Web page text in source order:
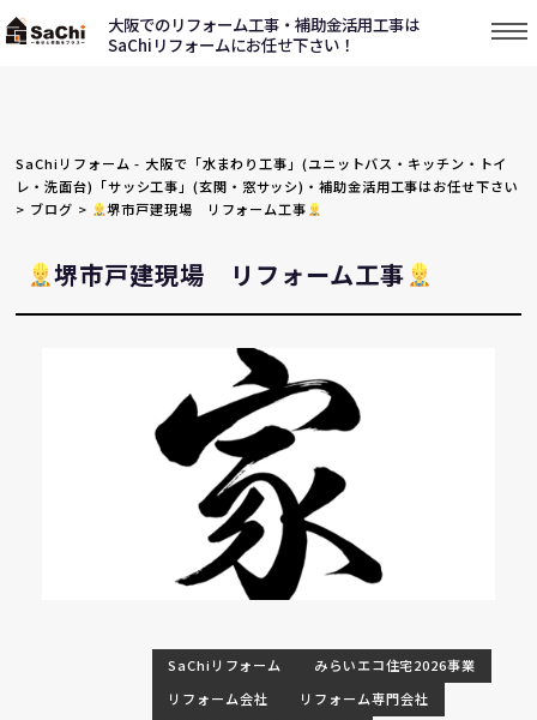
大阪でのリフォーム工事・補助金活用工事は
SaChiリフォームにお任せ下さい！
SaChiリフォーム - 大阪で「水まわり工事」(ユニットバス・キッチン・トイ
レ・洗面台)「サッシ工事」(玄関・窓サッシ)・補助金活用工事はお任せ下さい
> ブログ > 堺市戸建現場 リフォーム工事
堺市戸建現場 リフォーム工事
SaChiリフォーム
みらいエコ住宅2026事業
リフォーム会社
リフォーム専門会社